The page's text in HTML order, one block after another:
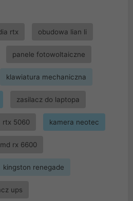
rtx obudowa lian li
panele fotowoltaiczne
klawiatura mechaniczna
zasilacz do laptopa
rtx 5060 kamera neotec
rx 6600
kingston renegade
ups